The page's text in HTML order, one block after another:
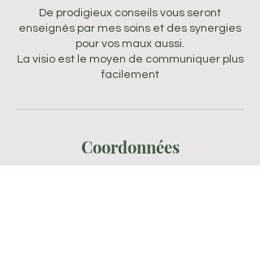
De prodigieux conseils vous seront
enseignés par mes soins et des synergies
pour vos maux aussi.
La visio est le moyen de communiquer plus
facilement
Coordonnées